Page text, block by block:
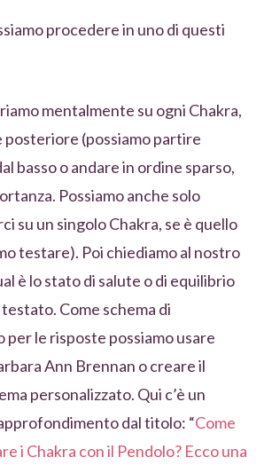
procedere in uno di questi
mentalmente su ogni Chakra,
posteriore (possiamo partire
basso o andare in ordine sparso,
Possiamo anche solo
su un singolo Chakra, se è quello
testare). Poi chiediamo al nostro
è lo stato di salute o di equilibrio
Come schema di
le risposte possiamo usare
Ann Brennan o creare il
personalizzato. Qui c’è un
dal titolo: “Come
i Chakra con il Pendolo? Ecco una